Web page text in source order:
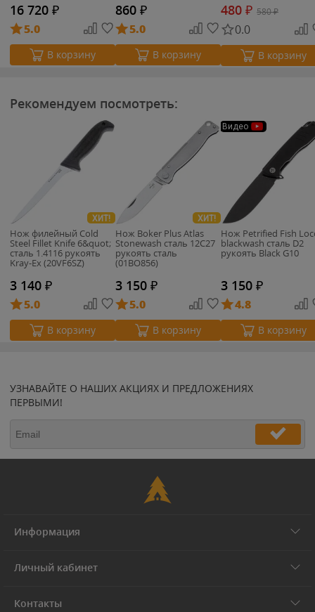
16 720 ₽
5.0
В корзину
860 ₽
5.0
В корзину
480 ₽ 580₽
0.0
В корзину
Рекомендуем посмотреть:
ХИТ!
Нож филейный Cold
Steel Fillet Knife 6&quot;
cталь 1.4116 рукоять
Kray-Ex (20VF6SZ)
3 140 ₽
5.0
В корзину
ХИТ!
Нож Boker Plus Atlas
Stonewash сталь 12С27
рукоять сталь
(01BO856)
3 150 ₽
5.0
В корзину
Видео
Нож Petrified Fish
blackwash сталь D2
рукоять Black G10
3 150 ₽
4.8
В корзину
УЗНАВАЙТЕ О НАШИХ АКЦИЯХ И ПРЕДЛОЖЕНИЯХ
ПЕРВЫМИ!
Информация
Личный кабинет
Контакты